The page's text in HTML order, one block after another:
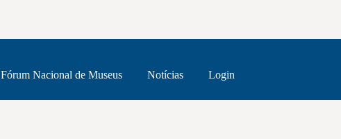
Fórum Nacional de Museus Notícias Login